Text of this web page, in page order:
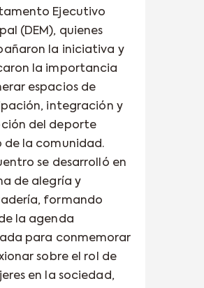
Ejecutivo
(DEM), quienes
la iniciativa y
la importancia
espacios de
integración y
del deporte
de la comunidad.
se desarrolló en
de alegría y
formando
la agenda
para conmemorar
sobre el rol de
en la sociedad,